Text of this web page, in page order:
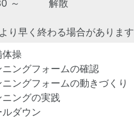
30 ～ 解散
り早く終わる場合があります
体操
ニングフォームの確認
ニングフォームの動きづくり
ニングの実践
ルダウン